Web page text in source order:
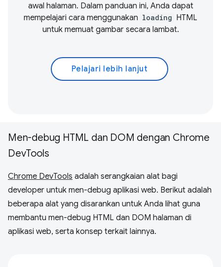
awal halaman. Dalam panduan ini, Anda dapat
mempelajari cara menggunakan loading HTML
untuk memuat gambar secara lambat.
Pelajari lebih lanjut
Men-debug HTML dan DOM dengan Chrome
DevTools
Chrome DevTools adalah serangkaian alat bagi
developer untuk men-debug aplikasi web. Berikut adalah
beberapa alat yang disarankan untuk Anda lihat guna
membantu men-debug HTML dan DOM halaman di
aplikasi web, serta konsep terkait lainnya.